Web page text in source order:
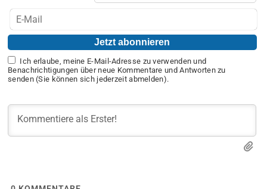
Ich erlaube, meine E-Mail-Adresse zu verwenden und
Benachrichtigungen über neue Kommentare und Antworten zu
senden (Sie können sich jederzeit abmelden).